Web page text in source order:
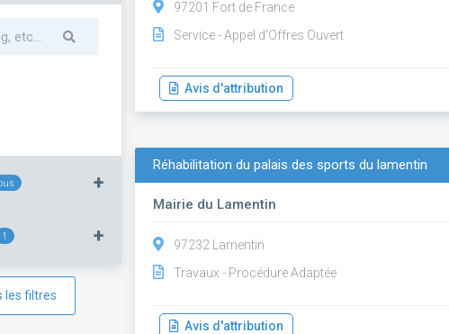
+
1 +
les filtres
97201 Fort de France
Service - Appel d'Offres Ouvert
Avis d'attribution
Réhabilitation du palais des sports du lamentin
Mairie du Lamentin
97232 Lamentin
Travaux - Procédure Adaptée
Avis d'attribution